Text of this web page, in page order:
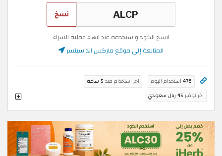
نسخ
انسخ الكود واستخدمه عند انهاء عملية الشراء
المتابعة إلى موقع ماركس اند سبنسر
476 استخدام اليوم اخر استخدام منذ 5 ساعة
اخر توفير 45 ريال سعودي